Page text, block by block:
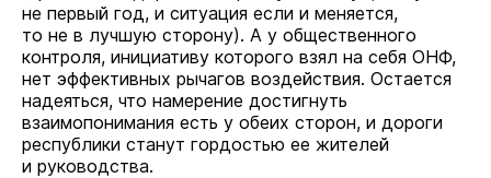
не первый год, и ситуация если и меняется,
то не в лучшую сторону). А у общественного
контроля, инициативу которого взял на себя ОНФ,
нет эффективных рычагов воздействия. Остается
надеяться, что намерение достигнуть
взаимопонимания есть у обеих сторон, и дороги
республики станут гордостью ее жителей
и руководства.